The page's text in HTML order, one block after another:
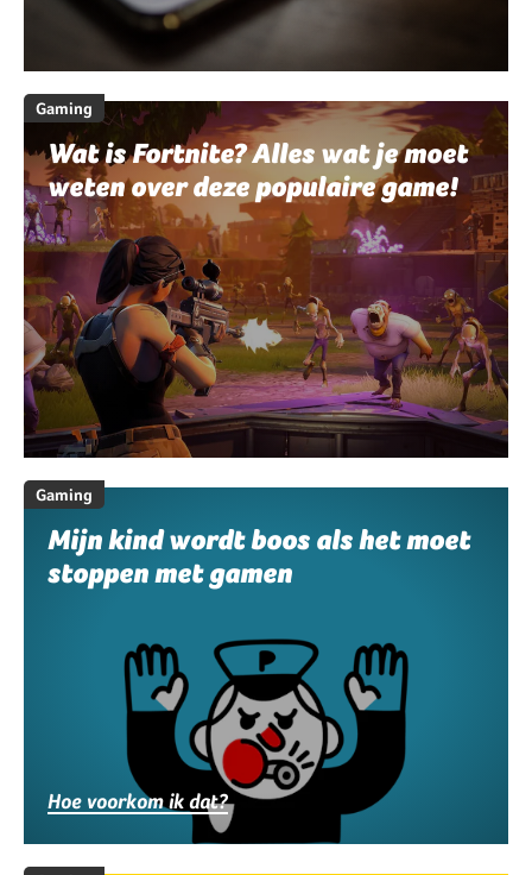
Gaming
Wat is Fortnite? Alles wat je moet
weten over deze populaire game!
Gaming
Mijn kind wordt boos als het moet
stoppen met gamen
Hoe voorkom ik dat?